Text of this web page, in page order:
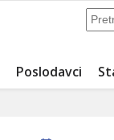
Poslodavci